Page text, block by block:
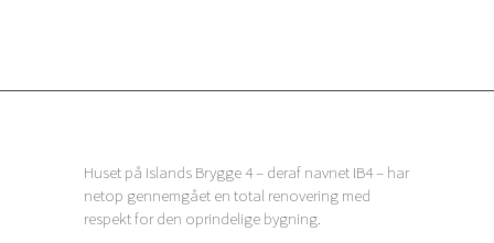
Huset på Islands Brygge 4 – deraf navnet IB4 – har
netop gennemgået en total renovering med
respekt for den oprindelige bygning.